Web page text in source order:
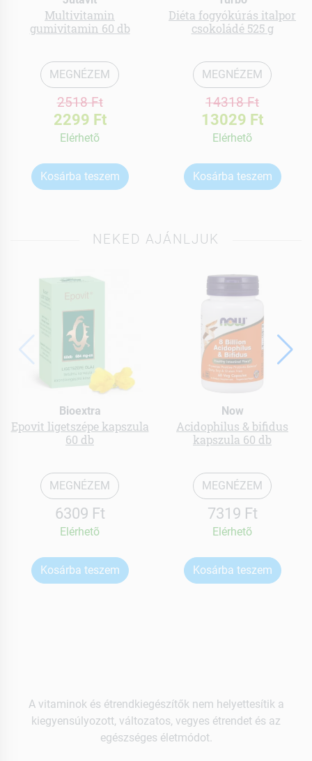
Multivitamin
gumivitamin 60 db
MEGNÉZEM
2518 Ft
2299 Ft
Elérhetõ
Kosárba teszem
Diéta fogyókúrás italpor
csokoládé 525 g
MEGNÉZEM
14318 Ft
13029 Ft
Elérhetõ
Kosárba teszem
NEKED AJÁNLJUK
Bioextra
Epovit ligetszépe kapszula
60 db
MEGNÉZEM
6309 Ft
Elérhetõ
Kosárba teszem
Now
Acidophilus & bifidus
kapszula 60 db
MEGNÉZEM
7319 Ft
Elérhetõ
Kosárba teszem
A vitaminok és étrendkiegészítők nem helyettesítik a
kiegyensúlyozott, változatos, vegyes étrendet és az
egészséges életmódot.